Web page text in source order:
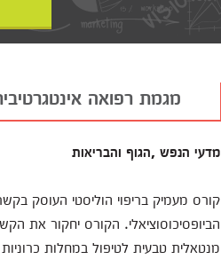
מגמת רפואה
מדעי הנפש ,הגוף והבריאות
קורס מעמיק בריפוי הוליסטי העוסק
הביופסיכוסוציאלי. הקורס יחקור את
מנטאלית טבעית לטיפול במחלות